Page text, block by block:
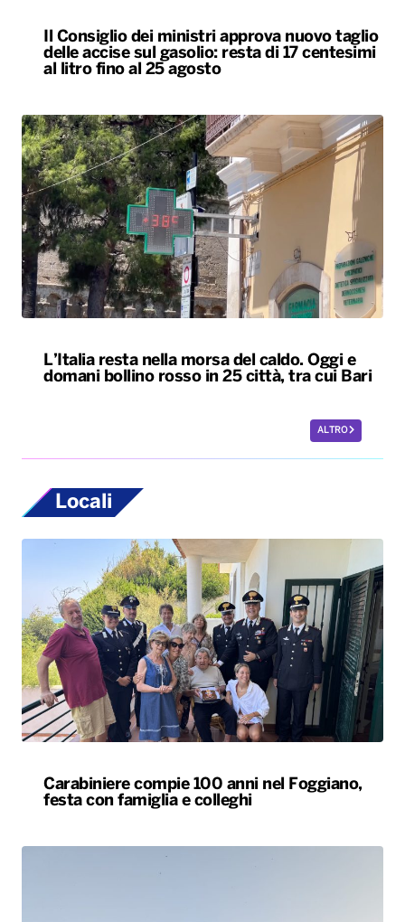
Il Consiglio dei ministri approva nuovo taglio
delle accise sul gasolio: resta di 17 centesimi
al litro fino al 25 agosto
L’Italia resta nella morsa del caldo. Oggi e
domani bollino rosso in 25 città, tra cui Bari
ALTRO
Locali
Carabiniere compie 100 anni nel Foggiano,
festa con famiglia e colleghi